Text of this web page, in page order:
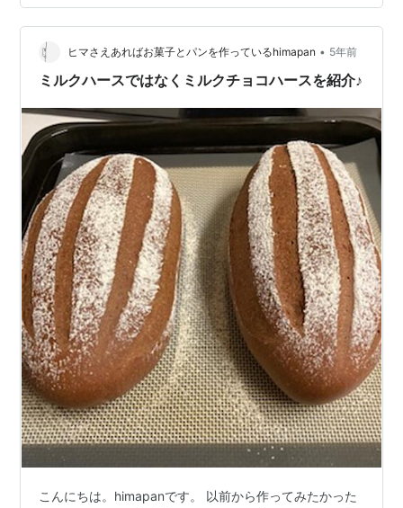
一次発酵します。 一次発酵が終わったら、生地を分割し
て20分寝かせます（ベンチタイム）。 ※豆大福に見える
のは私だけでしょうか・・・😅 前回より生地を長く伸ば
しました。 ※これで18㎝ぐらい 焼き上がりました♪…
ヒマさえあればお菓子とパンを作っているhimapan • 5年前
ミルクハースではなくミルクチョコハースを紹介♪
こんにちは。himapanです。 以前から作ってみたかった